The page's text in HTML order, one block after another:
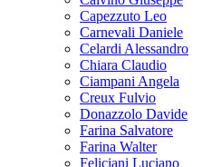
Capezzuto Leo
Carnevali Daniele
Celardi Alessandro
Chiara Claudio
Ciampani Angela
Creux Fulvio
Donazzolo Davide
Farina Salvatore
Farina Walter
Feliciani Luciano